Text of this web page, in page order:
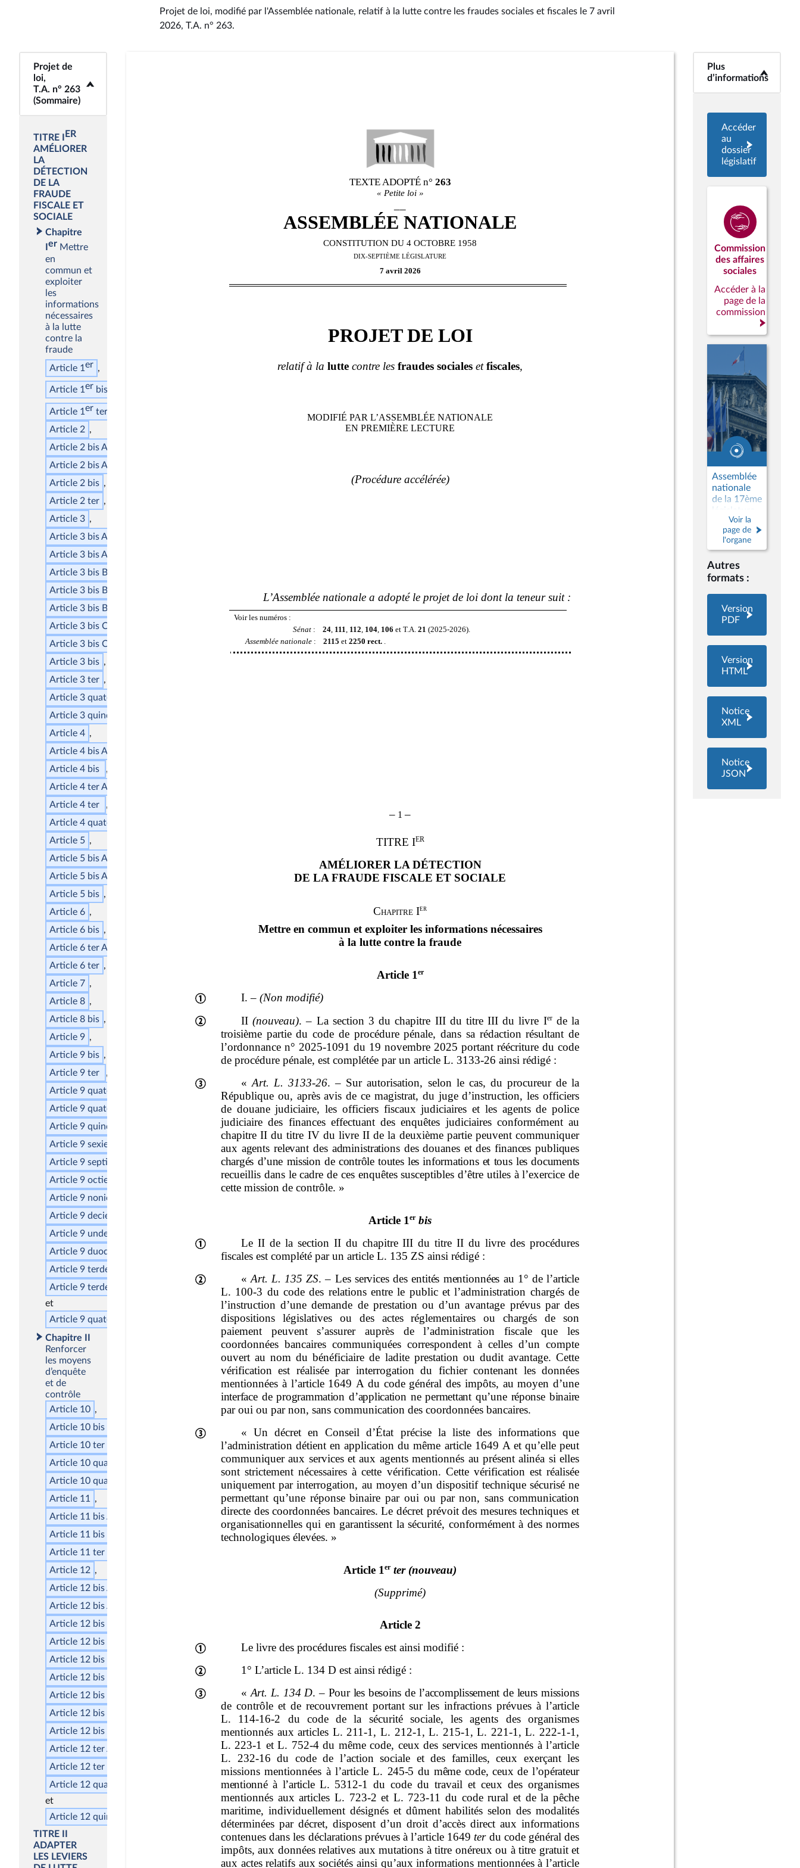
Projet de loi, modifié par l'Assemblée nationale, relatif à la lutte contre les fraudes sociales et fiscales le 7 avril
2026, T.A. n° 263.
Projet de
loi,
T.A. n° 263
(Sommaire)
<b>Projet de loi,
T.A. n° 263
(Sommaire)</b>
TITRE I
ER
AMÉLIORER
LA
DÉTECTION
DE LA
FRAUDE
FISCALE ET
SOCIALE
Chapitre
er Mettre
en
commun et
exploiter
les
informations
nécessaires
à la lutte
contre la
fraude
Article 1 er
Article 1er bis
Article 1 er ter
Article 2
Article 2 bisAA
Article 2 bisA
Article 2 bis
Article 2 ter
Article 3
Article 3 bisAA
Article 3 bisA
Article 3 bis BA
Article 3 bis BB
Article 3 bis B
Article 3 bis CA
Article 3 bis C
Article 3 bis
Article 3 ter
Article 3 quater
Article 3 quinquies
Article 4
Article 4 bisA
Article 4 bis
Article 4 terA
Article 4 ter
Article 4 quater
Article 5
Article 5 bisAA
Article 5 bisA
Article 5 bis
Article 6
Article 6 bis
Article 6 terA
Article 6 ter
Article 7
Article 8
Article 8 bis
Article 9
Article 9 bis
Article 9 ter
Article 9 quater
Article 9 quater
Article 9 quinquies
Article 9 sexies
Article 9 septies
Article 9 octies
Article 9 nonies
Article 9 decies
Article 9 undecies
Article 9 duodecies
Article 9 terdecies
Article 9 terdecies
Article 9 quaterdecies
Chapitre II
Renforcer
les moyens
d’enquête
et de
contrôle
Article 10
Article 10 bis
Article 10 ter
Article 10 quater
Article 10 quater
Article 11
Article 11
bisA
Article 11
bis
Article 11 ter
Article 12
Article 12 bisAA
Article 12 bisA
Article 12 bis
Article 12 bis
Article 12 bis
Article 12 bis
Article 12 bis
Article 12 bis
Article 12 bis
Article 12 terA
Article 12 ter
Article 12 quater
Article 12 quinquies
TITRE II
ADAPTER
LES LEVIERS
Plus
d’informations
<b>Plus
d’informations</b>
Accéder
au
dossier
législatif
Commission
des affaires
sociales
Accéder à la
page de la
commission
Assemblée
nationale
de la 17ème
législature
Voir la
page de
l'organe
Autres
formats :
Version
PDF
Version
HTML
Notice
XML
Notice
JSON